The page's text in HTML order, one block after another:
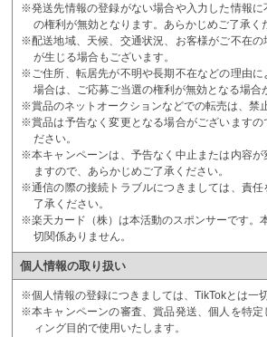
※発送先情報の登録がない場合や入力した情報に
の権利が無効となります。あらかじめご了承く
※配送地域、天候、交通状況、お客様がご不在の
が生じる場合もございます。
※ご住所、転居先が不明や長期不在などの理由に
場合は、ご応募ご当選の権利が無効となる場合
※賞品のネットオークションなどでの転売は、禁
※賞品は予告なく変更となる場合がございますの
ださい。
※本キャンペーンは、予告なく中止または内容が
ますので、あらかじめご了承ください。
※通信の際の接続トラブルにつきましては、責任
了承ください。
※楽天カード（株）は本活動のスポンサーです。
切関係ありません。
個人情報の取り扱い
※個人情報の登録につきましては、TikTokとは一
※本キャンペーンの審査、賞品発送、個人を特定
ィング目的で使用いたします。